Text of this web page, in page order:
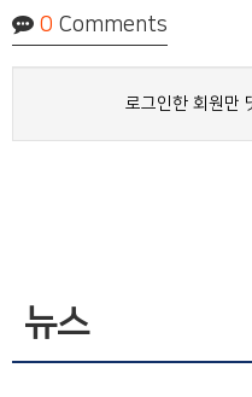
0 Comments
로그인한 회원만
뉴스